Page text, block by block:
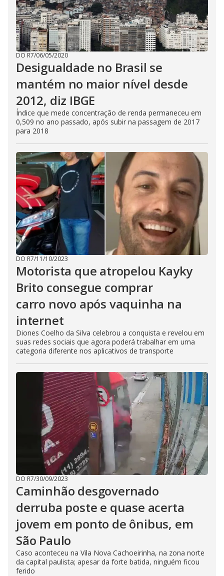
DO R7/06/05/2020
Desigualdade no Brasil se
mantém no maior nível desde
2012, diz IBGE
Índice que mede concentração de renda permaneceu em
0,509 no ano passado, após subir na passagem de 2017
para 2018
DO R7/11/10/2023
Motorista que atropelou Kayky
Brito consegue comprar
carro novo após vaquinha na
internet
Diones Coelho da Silva celebrou a conquista e revelou em
suas redes sociais que agora poderá trabalhar em uma
categoria diferente nos aplicativos de transporte
DO R7/30/09/2023
Caminhão desgovernado
derruba poste e quase acerta
jovem em ponto de ônibus, em
São Paulo
Caso aconteceu na Vila Nova Cachoeirinha, na zona norte
da capital paulista; apesar da forte batida, ninguém ficou
ferido